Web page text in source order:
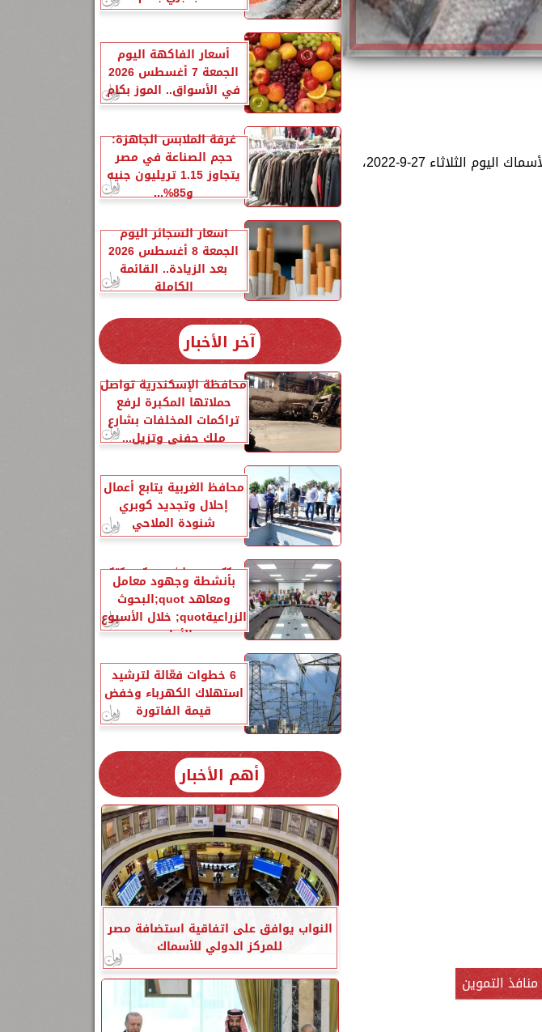
تقدم «الزمان» استمرارًا للخدمات المتنوعة التي تستعرضها لجمهورها أسعار الأسماك اليوم الثلاثاء 27-9-2022،
منافذ التموين
أسعار الفاكهة اليوم
الجمعة 7 أغسطس 2026
في الأسواق.. الموز بكام
غرفة الملابس الجاهزة:
حجم الصناعة في مصر
يتجاوز 1.15 تريليون جنيه
و85%...
أسعار السجائر اليوم
الجمعة 8 أغسطس 2026
بعد الزيادة.. القائمة
الكاملة
آخر الأخبار
محافظة الإسكندرية تواصل
حملاتها المكبرة لرفع
تراكمات المخلفات بشارع
ملك حفني وتزيل...
محافظ الغربية يتابع أعمال
إحلال وتجديد كوبري
شنودة الملاحي
الزراعةquot; تنشر تقريرًا
بأنشطة وجهود معامل
ومعاهد quot;البحوث
الزراعيةquot; خلال الأسبوع
الأول...
6 خطوات فعّالة لترشيد
استهلاك الكهرباء وخفض
قيمة الفاتورة
أهم الأخبار
النواب يوافق على اتفاقية استضافة مصر
للمركز الدولي للأسماك